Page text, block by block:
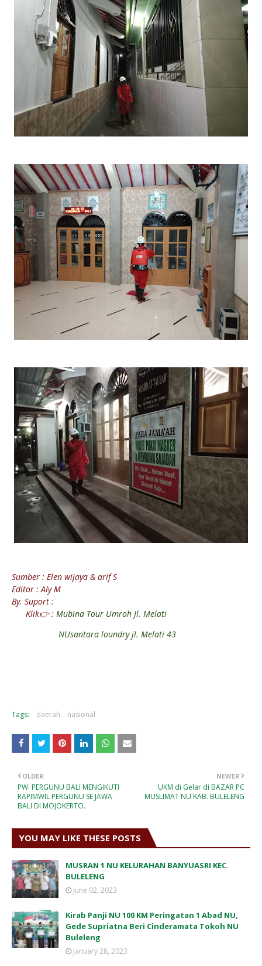
Sumber : Elen wijaya & arif S
Editor : Aly M
By. Suport :
Klik👉 : Mubina Tour Umroh Jl. Melati
NUsantara loundry jl. Melati 43
Tags: daerah nasional
NEWER
UKM di Gelar di BAZAR PC
MUSLIMAT NU KAB. BULELENG
OLDER
PW. PERGUNU BALI MENGIKUTI
RAPIMWIL PERGUNU SE JAWA
BALI DI MOJOKERTO.
YOU MAY LIKE THESE POSTS
MUSRAN 1 NU KELURAHAN BANYUASRI KEC.
BULELENG
June 02, 2023
Kirab Panji NU 100 KM Peringatan 1 Abad NU,
Gede Supriatna Beri Cinderamata Tokoh NU
Buleleng
January 28, 2023